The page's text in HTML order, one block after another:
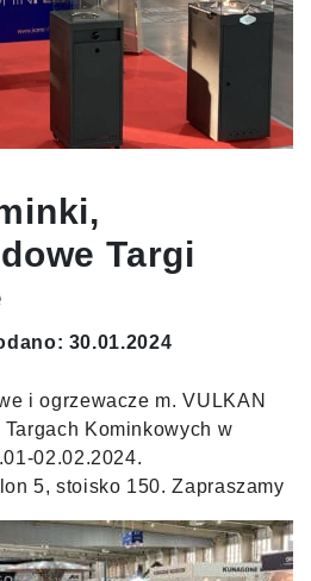
Targi
30.01.2024
i ogrzewacze m. VULKAN
Kominkowych w
02.02.2024.
5, stoisko 150. Zapraszamy